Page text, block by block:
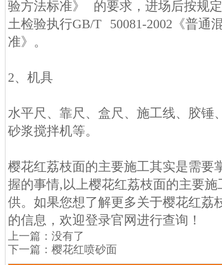
验方法标准》 的要求，进场后按规
土检验执行GB/T 50081-2002《普通
准》。
2、机具
水平尺、靠尺、盒尺、施工线、胶锤
砂浆搅拌机等。
樱花红荔枝面的主要施工其实是需要
握的事情,以上樱花红荔枝面的主要
供。如果您想了解更多关于樱花红荔
的信息，欢迎登录官网进行查询！
上一篇：没有了
下一篇： 樱花红喷砂面